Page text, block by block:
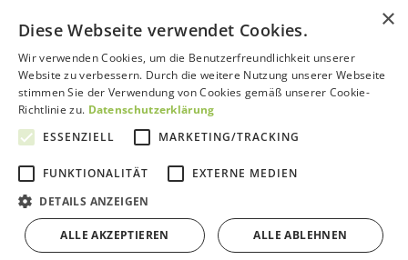
* Alle Preise inkl. gesetzl. Mehrwertsteuer zzgl. Versandkosten
ggf. Nachnahmegebühren, wenn nicht anders beschrieben | Bitte
beachten Sie unsereDatenschutzerklärung
Bewertungen von Trustami anzeigen
×
Diese Webseite verwendet Cookies.
Wir verwenden Cookies, um die Benutzerfreundlichkeit unserer
Website zu verbessern. Durch die weitere Nutzung unserer Webseite
stimmen Sie der Verwendung von Cookies gemäß unserer Cookie-
Richtlinie zu. Datenschutzerklärung
ESSENZIELL
MARKETING/TRACKING
FUNKTIONALITÄT
EXTERNE MEDIEN
DETAILS ANZEIGEN
ALLE AKZEPTIEREN ALLE ABLEHNEN